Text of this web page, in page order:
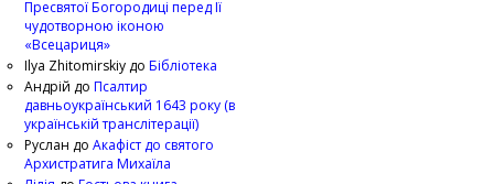
Пресвятої Богородиці перед Її
чудотворною іконою
«Всецариця»
Ilya Zhitomirskiy до Бібліотека
Андрій до Псалтир
давньоукраїнський 1643 року (в
українській транслітерації)
Руслан до Акафіст до святого
Архистратига Михаїла